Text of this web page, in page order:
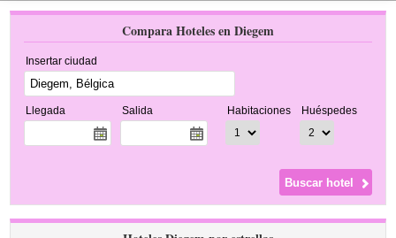
Compara Hoteles en Diegem
Insertar ciudad
Llegada Salida Habitaciones Huéspedes